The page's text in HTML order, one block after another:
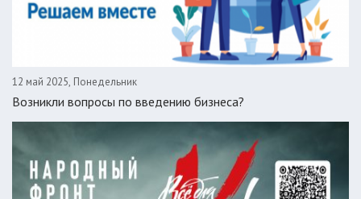
12 май 2025, Понедельник
Возникли вопросы по введению бизнеса?